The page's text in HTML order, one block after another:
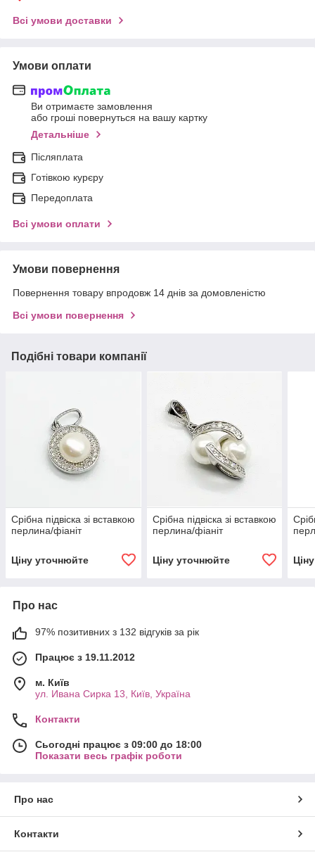
Всі умови доставки
Умови оплати
Ви отримаєте замовлення
або гроші повернуться на вашу картку
Детальніше
Післяплата
Готівкою курєру
Передоплата
Всі умови оплати
Умови повернення
Повернення товару впродовж 14 днів за домовленістю
Всі умови повернення
Подібні товари компанії
Срібна підвіска зі вставкою
перлина/фіаніт
Ціну уточнюйте
Срібна підвіска зі вставкою
перлина/фіаніт
Ціну уточнюйте
Про нас
97% позитивних з 132 відгуків за рік
Працює з 19.11.2012
м. Київ
ул. Ивана Сирка 13, Київ, Україна
Контакти
Сьогодні працює з 09:00 до 18:00
Показати весь графік роботи
Про нас
Контакти